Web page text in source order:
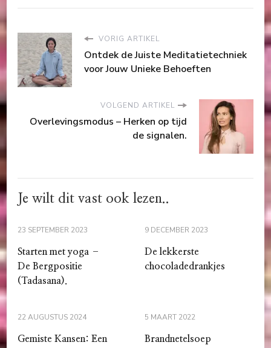
VORIG ARTIKEL
Ontdek de Juiste Meditatietechniek
voor Jouw Unieke Behoeften
VOLGEND ARTIKEL
Overlevingsmodus – Herken op tijd
de signalen.
Je wilt dit vast ook lezen..
23 SEPTEMBER 2023
Starten met yoga –
De Bergpositie
(Tadasana).
9 DECEMBER 2023
De lekkerste
chocoladedrankjes
22 AUGUSTUS 2024
Gemiste Kansen: Een
5 MAART 2022
Brandnetelsoep